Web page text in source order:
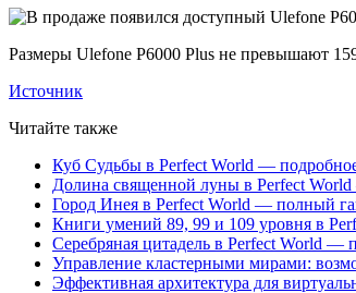
Размеры Ulefone P6000 Plus не превышают
Источник
Читайте также
Куб Судьбы в Perfect World —
Долина священной луны в Perfect
Город Инея в Perfect World — полный
Книги умений 89, 99 и 109 уровня в
Серебряная цитадель в Perfect World
Управление кластерными мирами:
Эффективная архитектура для